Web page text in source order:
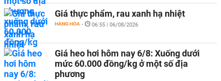
Giá thực phẩm, rau xanh hạ nhiệt
HÀNG HÓA - 06:55 | 06/08/2026
Giá heo hơi hôm nay 6/8: Xuống dưới
mức 60.000 đồng/kg ở một số địa
phương